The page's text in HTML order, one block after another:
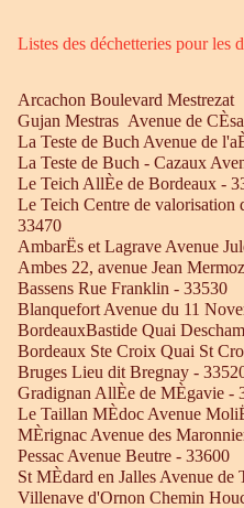
Listes des déchetteries pour les
Arcachon Boulevard Mestrezat
Gujan Mestras Avenue de
La Teste de Buch Avenue de
La Teste de Buch - Cazaux
Le Teich AllÈe de Bordeaux -
Le Teich Centre de
33470
AmbarËs et Lagrave Avenue
Ambes 22, avenue Jean
Bassens Rue Franklin - 33530
Blanquefort Avenue du 11
BordeauxBastide Quai
Bordeaux Ste Croix Quai St
Bruges Lieu dit Bregnay -
Gradignan AllÈe de MÈgavie -
Le Taillan MÈdoc Avenue
MÈrignac Avenue des
Pessac Avenue Beutre - 33600
St MÈdard en Jalles Avenue de
Villenave d'Ornon Chemin